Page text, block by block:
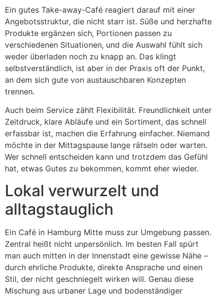
Ein gutes Take-away-Café reagiert darauf mit einer
Angebotsstruktur, die nicht starr ist. Süße und herzhafte
Produkte ergänzen sich, Portionen passen zu
verschiedenen Situationen, und die Auswahl fühlt sich
weder überladen noch zu knapp an. Das klingt
selbstverständlich, ist aber in der Praxis oft der Punkt,
an dem sich gute von austauschbaren Konzepten
trennen.
Auch beim Service zählt Flexibilität. Freundlichkeit unter
Zeitdruck, klare Abläufe und ein Sortiment, das schnell
erfassbar ist, machen die Erfahrung einfacher. Niemand
möchte in der Mittagspause lange rätseln oder warten.
Wer schnell entscheiden kann und trotzdem das Gefühl
hat, etwas Gutes zu bekommen, kommt eher wieder.
Lokal verwurzelt und
alltagstauglich
Ein Café in Hamburg Mitte muss zur Umgebung passen.
Zentral heißt nicht unpersönlich. Im besten Fall spürt
man auch mitten in der Innenstadt eine gewisse Nähe –
durch ehrliche Produkte, direkte Ansprache und einen
Stil, der nicht geschniegelt wirken will. Genau diese
Mischung aus urbaner Lage und bodenständiger